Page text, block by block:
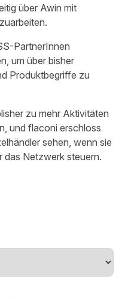
über Awin mit
PartnerInnen
um über bisher
Produktbegriffe zu
zu mehr Aktivitäten
und flaconi erschloss
sehen, wenn sie
das Netzwerk steuern.